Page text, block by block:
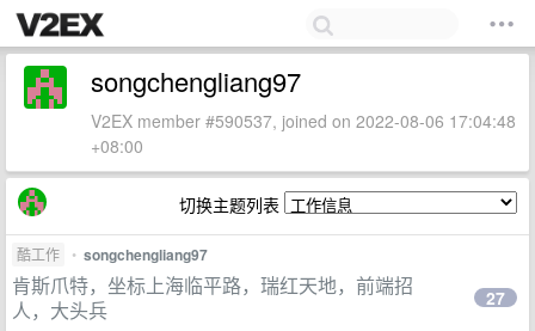
songchengliang97
V2EX member #590537, joined on 2022-08-06 17:04:48
+08:00
切换主题列表
酷工作 • songchengliang97
肯斯爪特，坐标上海临平路，瑞红天地，前端招
人，大头兵
27